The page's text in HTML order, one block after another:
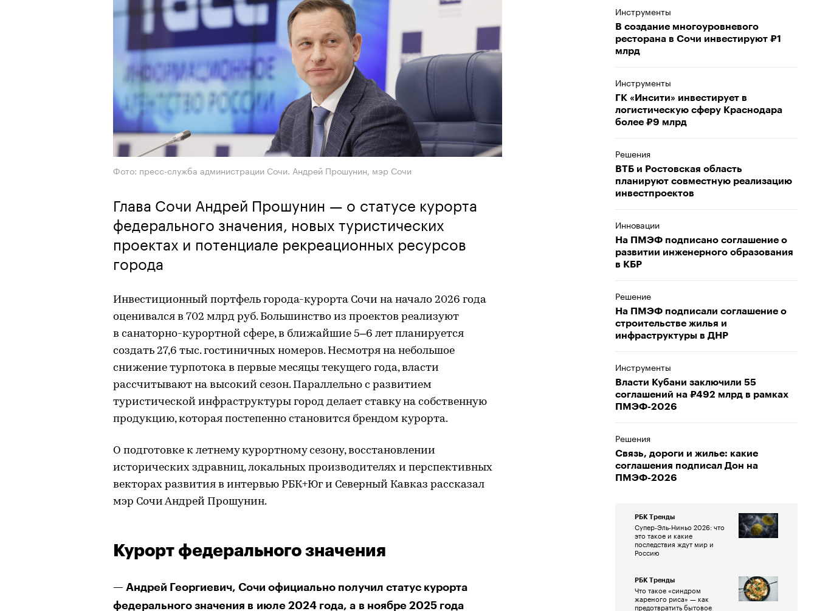
Фото: пресс-служба администрации Сочи. Андрей Прошунин, мэр Сочи
Глава Сочи Андрей Прошунин — о статусе курорта
федерального значения, новых туристических
проектах и потенциале рекреационных ресурсов
города
Инвестиционный портфель города-курорта Сочи на начало 2026 года
оценивался в 702 млрд руб. Большинство из проектов реализуют
в санаторно-курортной сфере, в ближайшие 5–6 лет планируется
создать 27,6 тыс. гостиничных номеров. Несмотря на небольшое
снижение турпотока в первые месяцы текущего года, власти
рассчитывают на высокий сезон. Параллельно с развитием
туристической инфраструктуры город делает ставку на собственную
продукцию, которая постепенно становится брендом курорта.
О подготовке к летнему курортному сезону, восстановлении
исторических здравниц, локальных производителях и перспективных
векторах развития в интервью РБК+Юг и Северный Кавказ рассказал
мэр Сочи Андрей Прошунин.
Курорт федерального значения
— Андрей Георгиевич, Сочи официально получил статус курорта
федерального значения в июле 2024 года, а в ноябре 2025 года
Инструменты
В создание многоуровневого
ресторана в Сочи инвестируют ₽1
млрд
Инструменты
ГК «Инсити» инвестирует в
логистическую сферу Краснодара
более ₽9 млрд
Решения
​ВТБ и Ростовская область
планируют совместную реализацию
инвестпроектов
Инновации
На ПМЭФ подписано соглашение о
развитии инженерного образования
в КБР
Решение
На ПМЭФ подписали соглашение о
строительстве жилья и
инфраструктуры в ДНР
Инструменты
Власти Кубани заключили 55
соглашений на ₽492 млрд в рамках
ПМЭФ-2026
Решения
Связь, дороги и жилье: какие
соглашения подписал Дон на
ПМЭФ-2026
РБК Тренды
Супер-Эль-Ниньо 2026: что
это такое и какие
последствия ждут мир и
Россию
РБК Тренды
Что такое «синдром
жареного риса» — как
предотвратить бытовое